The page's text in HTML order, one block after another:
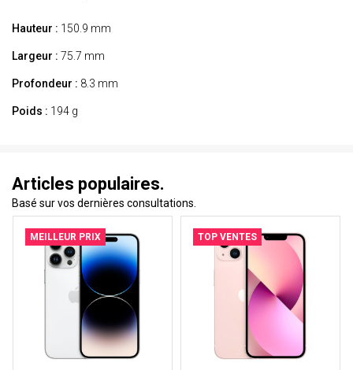
Hauteur : 150.9 mm
Largeur : 75.7 mm
Profondeur : 8.3 mm
Poids : 194 g
Articles populaires.
Basé sur vos dernières consultations.
MEILLEUR PRIX TOP VENTES